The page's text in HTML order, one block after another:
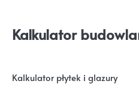
Kalkulator
Kalkulator płytek i glazury